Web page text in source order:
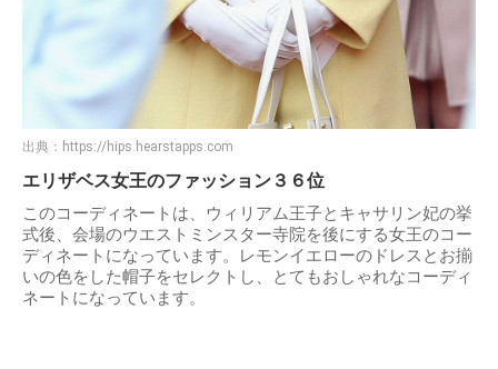
出典： https://hips.hearstapps.com
エリザベス女王のファッション３６位
このコーディネートは、ウィリアム王子とキャサリン妃の挙
式後、会場のウエストミンスター寺院を後にする女王のコー
ディネートになっています。レモンイエローのドレスとお揃
いの色をした帽子をセレクトし、とてもおしゃれなコーディ
ネートになっています。